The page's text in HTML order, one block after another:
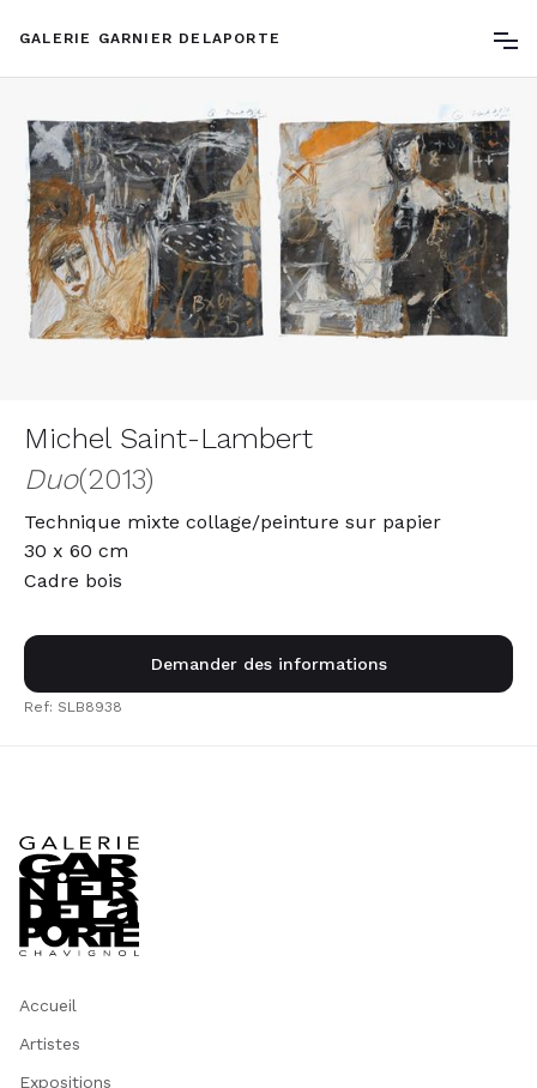
GALERIE GARNIER DELAPORTE
Michel Saint-Lambert
Duo(2013)
Technique mixte collage/peinture sur papier
30 x 60 cm
Cadre bois
Demander des informations
Ref: SLB8938
Accueil
Artistes
Expositions